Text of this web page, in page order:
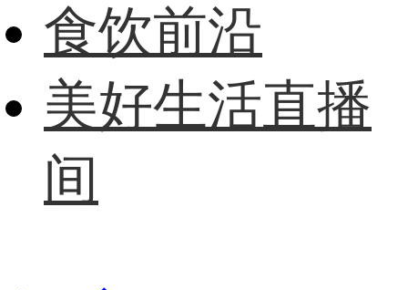
食饮前沿
美好生活直播
间